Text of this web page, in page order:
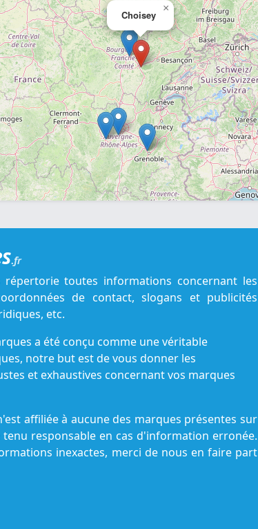
Choisey
×
.fr
répertorie toutes informations concernant les
de contact, slogans et publicités
etc.
a été conçu comme une véritable
notre but est de vous donner les
et exhaustives concernant vos marques
affiliée à aucune des marques présentes sur
responsable en cas d'information erronée.
inexactes, merci de nous en faire part